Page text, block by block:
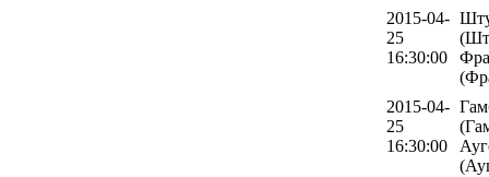
2015-04-
25
16:30:00
2015-04-
25
16:30:00